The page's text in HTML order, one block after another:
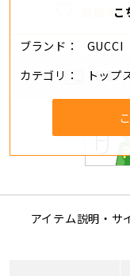
こ
ブランド
GUCCI
カテゴリ
トップ
追加する
分割
アイテム説明・サ